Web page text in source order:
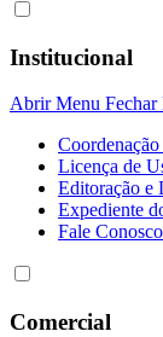
Institucional
Abrir Menu Fechar
Licença de
Editoração e
Expediente
Fale Conosco
Comercial